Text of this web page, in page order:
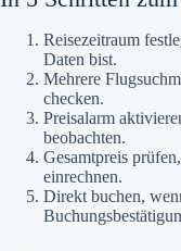
Reisezeitraum
Daten bist.
Mehrere
checken.
Preisalarm
beobachten.
Gesamtpreis
einrechnen.
Direkt buchen,